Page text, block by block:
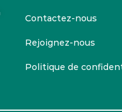
Contactez-nous
Rejoignez-nous
Politique de